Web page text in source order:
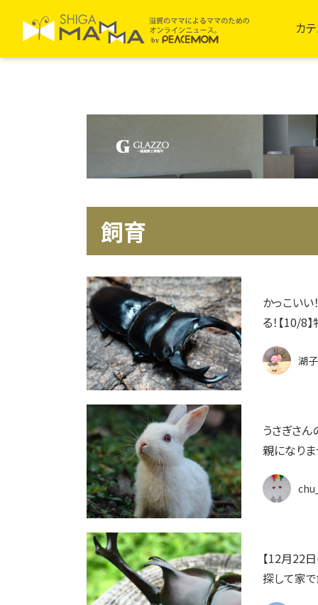
カ
飼育
かっこい
る！【10/8
湖子
うさぎさ
親になりま
【12月22
探して家